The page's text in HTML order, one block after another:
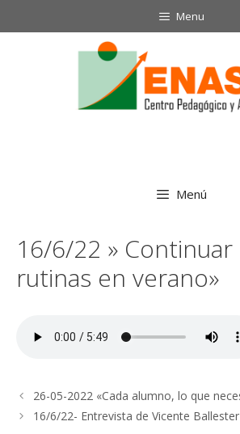
Menu
Menú
16/6/22 » Continuar
rutinas en verano»
26-05-2022 «Cada alumno, lo que
16/6/22- Entrevista de Vicente Ballester